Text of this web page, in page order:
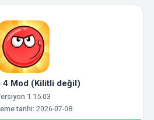
4 Mod (Kilitli değil)
1.15.03
tarihi: 2026-07-08